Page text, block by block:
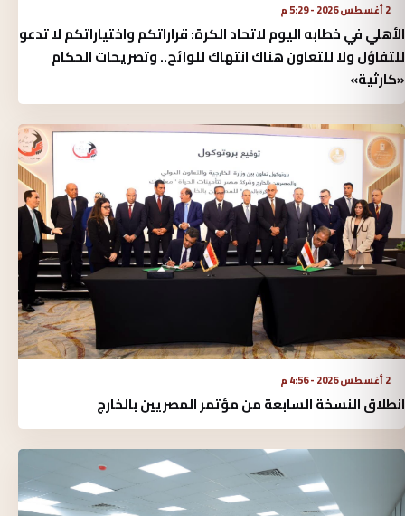
2 أغسطس 2026 - 5:29 م
الأهلي في خطابه اليوم لاتحاد الكرة:‏ قراراتكم واختياراتكم لا تدعو
للتفاؤل ولا للتعاون هناك انتهاك للوائح.. وتصريحات الحكام
«كارثية»‏
2 أغسطس 2026 - 4:56 م
انطلاق النسخة السابعة من مؤتمر المصريين بالخارج